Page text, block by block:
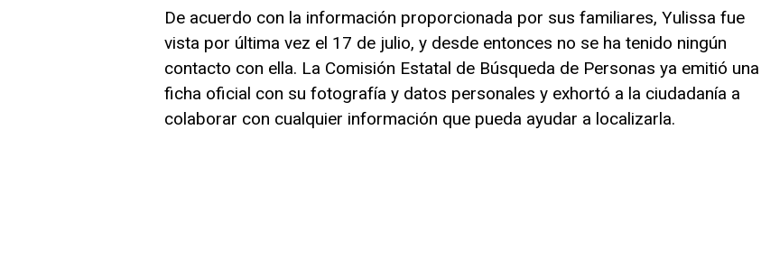
De acuerdo con la información proporcionada por sus familiares, Yulissa fue
vista por última vez el 17 de julio, y desde entonces no se ha tenido ningún
contacto con ella. La Comisión Estatal de Búsqueda de Personas ya emitió una
ficha oficial con su fotografía y datos personales y exhortó a la ciudadanía a
colaborar con cualquier información que pueda ayudar a localizarla.